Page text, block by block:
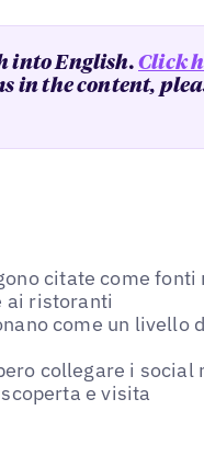
into English. Click
in the content,
citate come fonti
ai ristoranti
come un livello
collegare i social
e visita